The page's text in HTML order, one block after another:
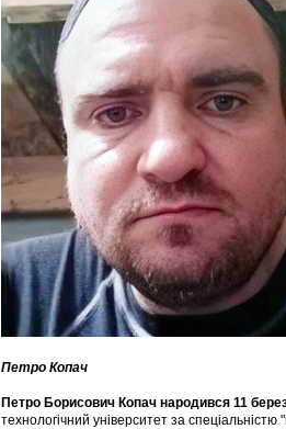
Петро Копач
Петро Борисович Копач народився 11
технологічний університет за